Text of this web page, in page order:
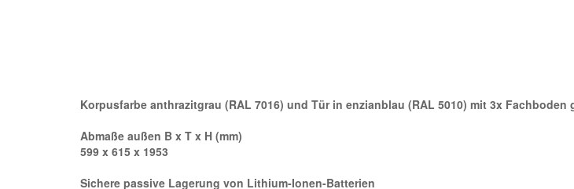
Korpusfarbe anthrazitgrau (RAL 7016) und Tür in enzianblau (RAL 5010) mit 3x
Abmaße außen B x T x H (mm)
599 x 615 x 1953
Sichere passive Lagerung von Lithium-Ionen-Batterien